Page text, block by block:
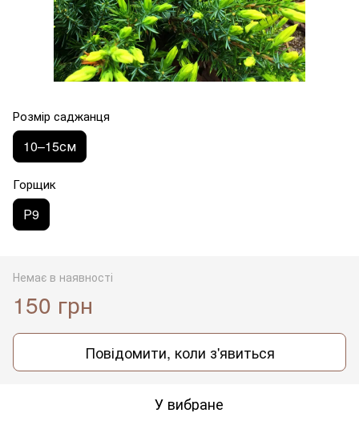
Розмір саджанця
10–15см
Горщик
Р9
Немає в наявності
150 грн
Повідомити, коли з'явиться
У вибране